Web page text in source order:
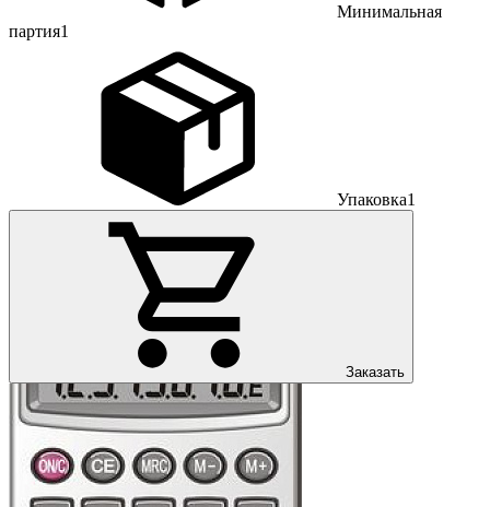
Минимальная
партия1
Упаковка1
Заказать